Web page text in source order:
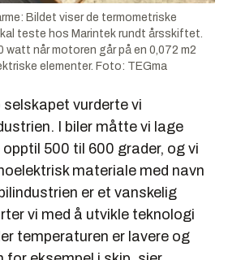
Bildet viser de termometriske
teste hos Marintek rundt årsskiftet.
watt når motoren går på en 0,072 m2
elementer. Foto: TEGma
vurderte vi
I biler måtte vi lage
500 til 600 grader, og vi
materiale med navn
er et vanskelig
vi med å utvikle teknologi
temperaturen er lavere og